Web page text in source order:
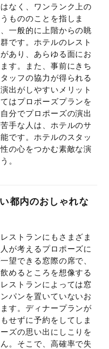
なく、ワンランク上の
もののことを指しま
一般的に上階からの眺
です。ホテルのレスト
あり、あらゆる面にお
す。また、事前にきち
ッフの協力が得られる
出がしやすいメリット
はプロポーズプランを
分でプロポーズの演出
手な人は、ホテルのサ
です。ホテルのスタッ
の心をつかむ素敵な演
。
都内のおしゃれな
ストランにもさまざま
が考えるプロポーズに
望できる窓際の席で、
めるところを想像する
ストランによっては窓
パンを置いていないお
す。ディナープランが
せずに予約をしてしま
ズの思い出にしこりを
。そこで、高確率で失